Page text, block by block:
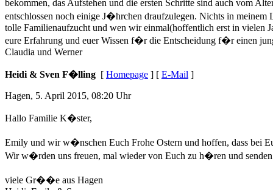
bekommen, das Aufstehen und die ersten Schritte sind auch vom
entschlossen noch einige J�hrchen draufzulegen. Nichts in
tolle Familienaufzucht und wen wir einmal(hoffentlich erst in vielen
eure Erfahrung und euer Wissen f�r die Entscheidung f�r einen
Claudia und Werner
Heidi & Sven F�lling [ Homepage ] [ E-Mail ]
Hagen, 5. April 2015, 08:20 Uhr
Hallo Familie K�ster,
Emily und wir w�nschen Euch Frohe Ostern und hoffen, dass bei
Wir w�rden uns freuen, mal wieder von Euch zu h�ren und
viele Gr��e aus Hagen